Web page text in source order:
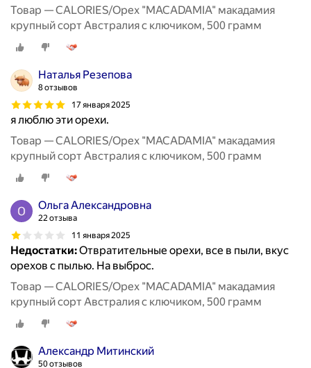
Товар — CALORIES/Орех "MACADAMIA" макадамия
крупный сорт Австралия с ключиком, 500 грамм
Наталья Резепова
8 отзывов
17 января 2025
я люблю эти орехи.
Товар — CALORIES/Орех "MACADAMIA" макадамия
крупный сорт Австралия с ключиком, 500 грамм
Ольга Александровна
22 отзыва
11 января 2025
Недостатки:Отвратительные орехи, все в пыли, вкус
орехов с пылью. На выброс.
Товар — CALORIES/Орех "MACADAMIA" макадамия
крупный сорт Австралия с ключиком, 500 грамм
Александр Митинский
50 отзывов